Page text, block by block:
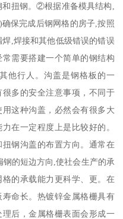
扭钢。②根据准备模具结构,
保完成后钢网格的房子,按照
,焊接和其他低级错误的错误
需要搭建一个简单的钢结构
他行人。沟盖是钢格板的一
多的安全注意事项，不同于
这种沟盖，必然会有很多大
在一定程度上是比较好的。
钢沟盖的布置方向。通常在
的短边方向,使社会生产的承
的承载能力更科学、更。在
命长。热镀锌金属格栅具有
后，金属格栅表面会形成一